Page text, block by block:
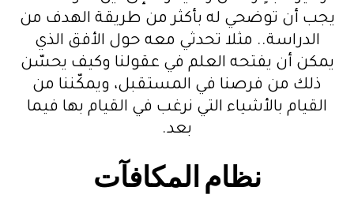
يجب أن توضحي له بأكثر من طريقة الهدف من
الدراسة.. مثلا تحدثي معه حول الأفق الذي
يمكن أن يفتحه العلم في عقولنا وكيف يحسّن
ذلك من فرصنا في المستقبل، ويمكّننا من
القيام بالأشياء التي نرغب في القيام بها فيما
بعد.
نظام المكافآت